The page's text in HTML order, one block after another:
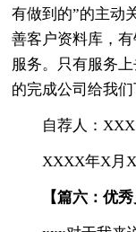
有做到的”的主动
善客户资料库，
服务。只有服务
的完成公司给我们
自荐人：XXX
XXXX年X月
【篇六：优